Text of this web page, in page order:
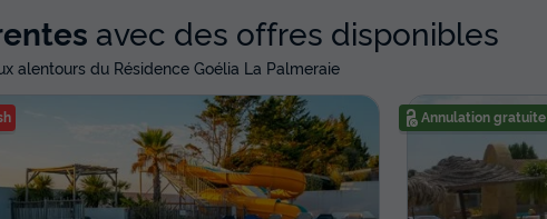
avec des offres disponibles
alentours du Résidence Goélia La Palmeraie
Annulation gratuite